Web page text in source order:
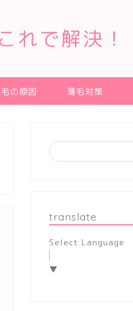
れで解決！
の原因 薄毛対策
translate
Select Language
▼